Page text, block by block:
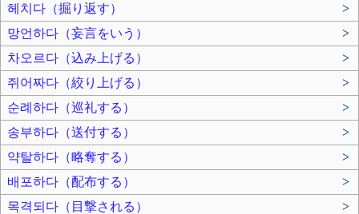
헤치다（掘り返す）
>
망언하다（妄言をいう）
>
차오르다（込み上げる）
>
쥐어짜다（絞り上げる）
>
순례하다（巡礼する）
>
송부하다（送付する）
>
약탈하다（略奪する）
>
배포하다（配布する）
>
목격되다（目撃される）
>